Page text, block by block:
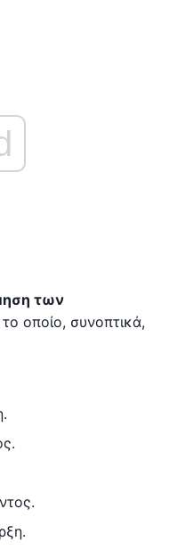
των
το οποίο, συνοπτικά,